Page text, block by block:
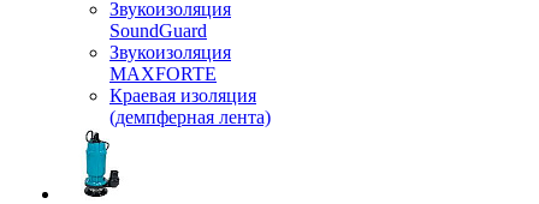
Звукоизоляция
SoundGuard
Звукоизоляция
MAXFORTE
Краевая изоляция
(демпферная лента)